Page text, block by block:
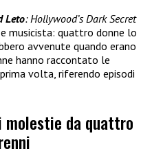
Leto: Hollywood’s Dark Secret
musicista: quattro donne lo
avvenute quando erano
hanno raccontato le
volta, riferendo episodi
molestie da quattro